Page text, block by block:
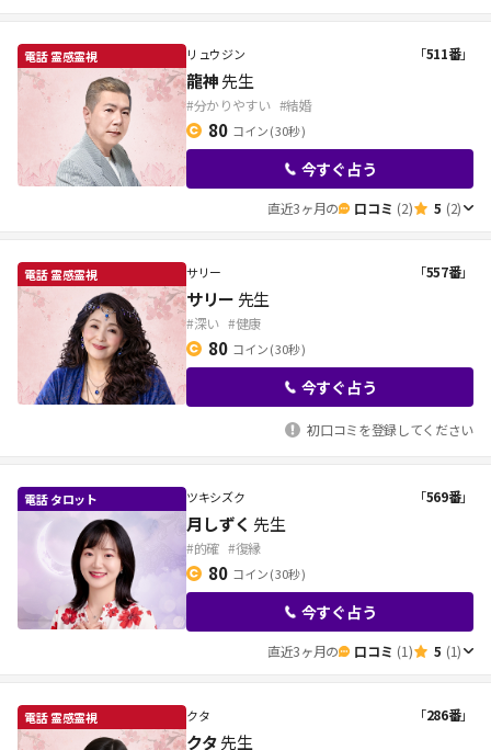
「511番」
リュウジン
龍神先生
#分かりやすい #結婚
80 コイン( 30秒 )
今すぐ占う
直近3ヶ月の 口コミ (2) 5 (2)
「557番」
サリー
サリー 先生
#深い #健康
80 コイン( 30秒 )
今すぐ占う
初口コミを登録してください
「569番」
ツキシズク
月しずく 先生
#的確 #復縁
80 コイン( 30秒 )
今すぐ占う
直近3ヶ月の 口コミ (1) 5 (1)
「286番」
クタ
クタ先生